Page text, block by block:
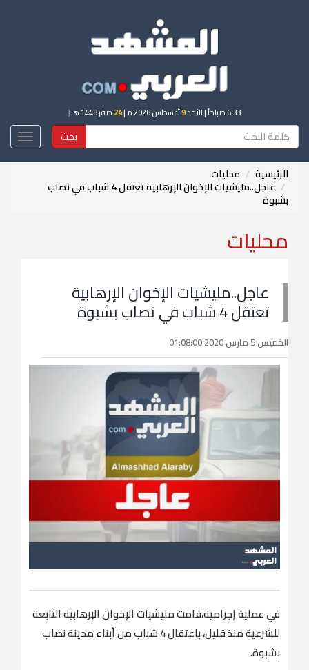
6:33 صباحاً | الأحد9أغسطس 2026 م | 24 صفر 1448 هـ |
بحث
الرئيسية محليات
عاجل..مليشيات الإخوان الإرهابية تعتقل 4 شباب في نصاب
بشبوة
محليات
عاجل..مليشيات الإخوان الإرهابية
تعتقل 4 شباب في نصاب بشبوة
الخميس 5 مارس 2020 01:08:00
في عملية إجرامية،قامت مليشيات الإخوان الإرهابية التابعة
للشرعية منذ قليل، باعتقال 4 شباب من أبناء مدينة نصاب
بشبوة.